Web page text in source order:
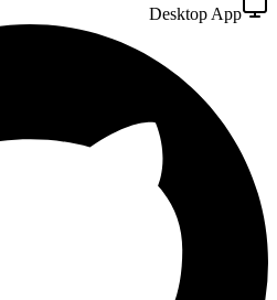
Desktop App